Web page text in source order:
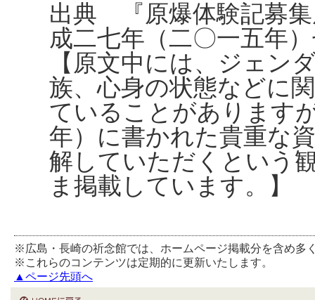
出典 『原爆体験記募
成二七年（二〇一五年
【原文中には、ジェン
族、心身の状態などに
ていることがあります
年）に書かれた貴重な
解していただくという
ま掲載しています。】
※広島・長崎の祈念館では、ホームページ掲載分を含め多
※これらのコンテンツは定期的に更新いたします。
▲ページ先頭へ